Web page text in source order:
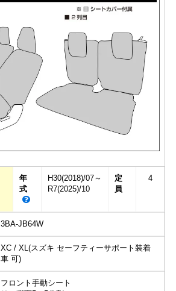
年
式
H30(2018)/07～
R7(2025)/10
定
員
4
3BA-JB64W
XC / XL(スズキ セーフティーサポート装着
車 可)
フロント手動シート